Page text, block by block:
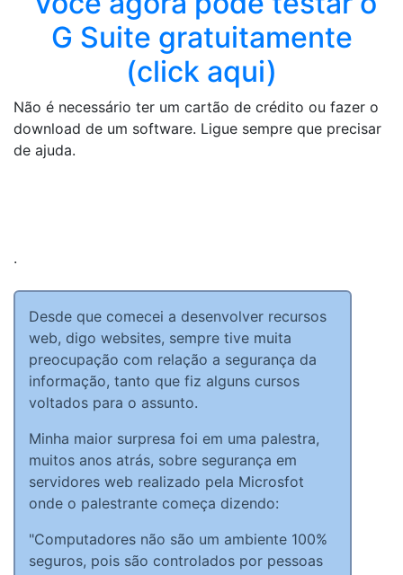
G Suite gratuitamente
(click aqui)
Não é necessário ter um cartão de crédito ou fazer o
download de um software. Ligue sempre que precisar
de ajuda.
.
Desde que comecei a desenvolver recursos
web, digo websites, sempre tive muita
preocupação com relação a segurança da
informação, tanto que fiz alguns cursos
voltados para o assunto.
Minha maior surpresa foi em uma palestra,
muitos anos atrás, sobre segurança em
servidores web realizado pela Microsfot
onde o palestrante começa dizendo:
"Computadores não são um ambiente 100%
seguros, pois são controlados por pessoas